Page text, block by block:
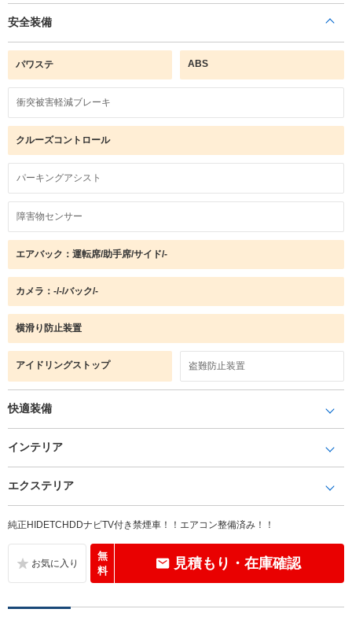
安全装備
パワステ ABS
衝突被害軽減ブレーキ
クルーズコントロール
パーキングアシスト
障害物センサー
エアバック：運転席/助手席/サイド/-
カメラ：-/-/バック/-
横滑り防止装置
アイドリングストップ 盗難防止装置
快適装備
インテリア
エクステリア
純正HIDETCHDDナビTV付き禁煙車！！エアコン整備済み！！
無
料
見積もり・在庫確認